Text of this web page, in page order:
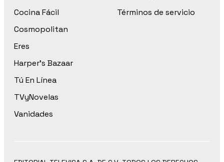
Cocina Fácil
Cosmopolitan
Eres
Harper’s Bazaar
Tú En Línea
TVyNovelas
Vanidades
Términos de servicio